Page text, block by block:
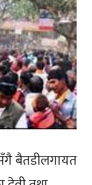
बैतडीलगायत